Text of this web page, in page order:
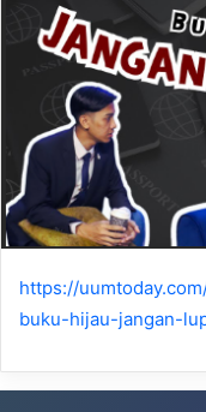
https://
buku-hijau-jangan-